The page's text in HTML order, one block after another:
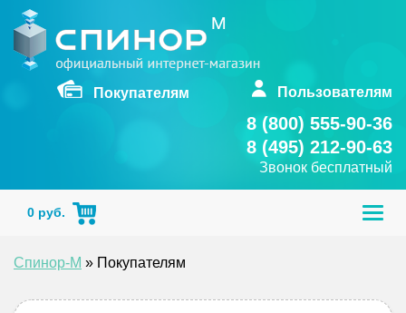
Skip
Покупателям Пользователям
8 (800) 555-90-36
8 (495) 212-90-63
Звонок бесплатный
0 руб.
Спинор-М » Покупателям